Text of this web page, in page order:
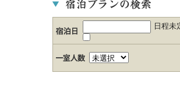
日程未